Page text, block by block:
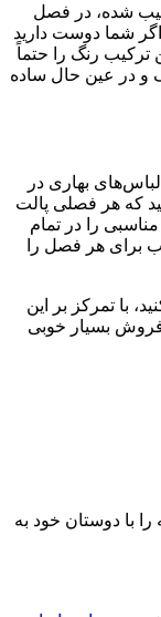
شده، در فصل
شما دوست دارید
ترکیب رنگ را حتماً
و در عین حال ساده
بهاری در
که هر فصلی پالت
را در تمام
برای هر فصل را
با تمرکز بر این
بسیار خوبی
با دوستان خود به